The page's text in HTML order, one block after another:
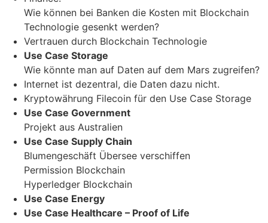
Wie können bei Banken die Kosten mit Blockchain
Technologie gesenkt werden?
Vertrauen durch Blockchain Technologie
Use Case Storage
Wie könnte man auf Daten auf dem Mars zugreifen?
Internet ist dezentral, die Daten dazu nicht.
Kryptowährung Filecoin für den Use Case Storage
Use Case Government
Projekt aus Australien
Use Case Supply Chain
Blumengeschäft Übersee verschiffen
Permission Blockchain
Hyperledger Blockchain
Use Case Energy
Use Case Healthcare – Proof of Life